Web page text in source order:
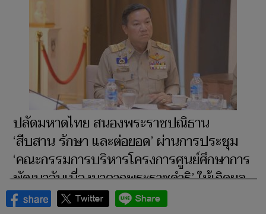
ปลัดมหาดไทย สนองพระราชปณิธาน
‘สืบสาน รักษา และต่อยอด’ ผ่านการประชุม
‘คณะกรรมการบริหารโครงการศูนย์ศึกษาการ
พัฒนาอันเนื่องมาจากพระราชดำริ’ ให้เกิดผล
สัมฤทธิ์อย่างเป็นรูปธรรม เพื่อประโยชน์สุข